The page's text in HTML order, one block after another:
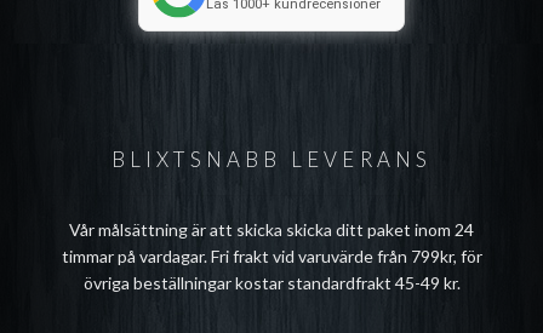
BLIXTSNABB LEVERANS
Vår målsättning är att skicka skicka ditt paket inom 24
timmar på vardagar. Fri frakt vid varuvärde från 799kr, för
övriga beställningar kostar standardfrakt 45-49 kr.
Läs 1000+ kundrecensioner